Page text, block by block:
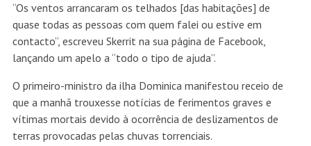
“Os ventos arrancaram os telhados [das habitações] de
quase todas as pessoas com quem falei ou estive em
contacto”, escreveu Skerrit na sua página de Facebook,
lançando um apelo a “todo o tipo de ajuda”.
O primeiro-ministro da ilha Dominica manifestou receio de
que a manhã trouxesse notícias de ferimentos graves e
vítimas mortais devido à ocorrência de deslizamentos de
terras provocadas pelas chuvas torrenciais.